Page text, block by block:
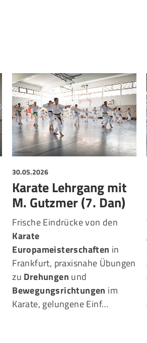
30.05.2026
Karate Lehrgang mit
M. Gutzmer (7. Dan)
Frische Eindrücke von den
Karate
Europameisterschaften in
Frankfurt, praxisnahe Übungen
zu Drehungen und
Bewegungsrichtungen im
Karate, gelungene Einf…